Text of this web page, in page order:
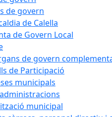
de govern
de Calella
de Govern Local
de govern
de Participació
municipals
municipal